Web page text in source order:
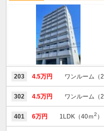
203 4.5万円 ワンルーム（
302 4.5万円 ワンルーム（
401 6万円 1LDK（40ｍ2 ）